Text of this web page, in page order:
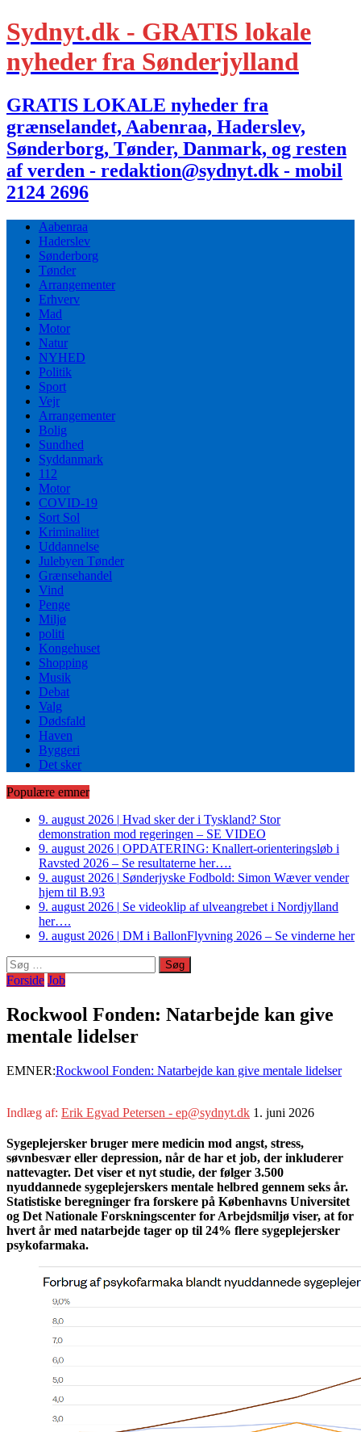
Sydnyt.dk - GRATIS lokale
nyheder fra Sønderjylland
GRATIS LOKALE nyheder fra
grænselandet, Aabenraa, Haderslev,
Sønderborg, Tønder, Danmark, og resten
af verden - redaktion@sydnyt.dk - mobil
2124 2696
Aabenraa
Haderslev
Sønderborg
Tønder
Arrangementer
Erhverv
Mad
Motor
Natur
NYHED
Politik
Sport
Vejr
Arrangementer
Bolig
Sundhed
Syddanmark
112
Motor
COVID-19
Sort Sol
Kriminalitet
Uddannelse
Julebyen Tønder
Grænsehandel
Vind
Penge
Miljø
politi
Kongehuset
Shopping
Musik
Debat
Valg
Dødsfald
Haven
Byggeri
Det sker
Populære emner
9. august 2026 | Hvad sker der i Tyskland? Stor
demonstration mod regeringen – SE VIDEO
9. august 2026 | OPDATERING: Knallert-orienteringsløb i
Ravsted 2026 – Se resultaterne her….
9. august 2026 | Sønderjyske Fodbold: Simon Wæver vender
hjem til B.93
9. august 2026 | Se videoklip af ulveangrebet i Nordjylland
her….
9. august 2026 | DM i BallonFlyvning 2026 – Se vinderne her
Søg
efter:
Forside Job
Rockwool Fonden: Natarbejde kan give
mentale lidelser
EMNER:Rockwool Fonden: Natarbejde kan give mentale lidelser
Indlæg af: Erik Egvad Petersen - ep@sydnyt.dk 1. juni 2026
Sygeplejersker bruger mere medicin mod angst, stress,
søvnbesvær eller depression, når de har et job, der inkluderer
nattevagter. Det viser et nyt studie, der følger 3.500
nyuddannede sygeplejerskers mentale helbred gennem seks år.
Statistiske beregninger fra forskere på Københavns Universitet
og Det Nationale Forskningscenter for Arbejdsmiljø viser, at for
hvert år med natarbejde tager op til 24% flere sygeplejersker
psykofarmaka.